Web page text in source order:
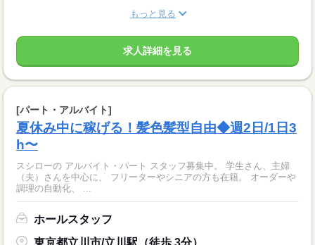
もっと見る
求人詳細を見る
[パート・アルバイト]
夏休み中に稼げる！髪色髪型自由◆週2日/1日3
h〜
スシローの アルバイト・パート スタッフ募集中。 学生さん、主婦
（夫）さんを中心に、 フリーターやシニアの方も在籍。 オーダーや
調理の自動化、 ...
ホールスタッフ